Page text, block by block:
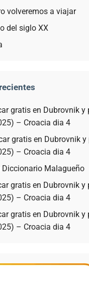
volveremos a viajar
del siglo XX
gratis en Dubrovnik y
– Croacia dia 4
gratis en Dubrovnik
– Croacia dia 4
Diccionario Malagueño
gratis en Dubrovnik y
– Croacia dia 4
gratis en Dubrovnik y
– Croacia dia 4